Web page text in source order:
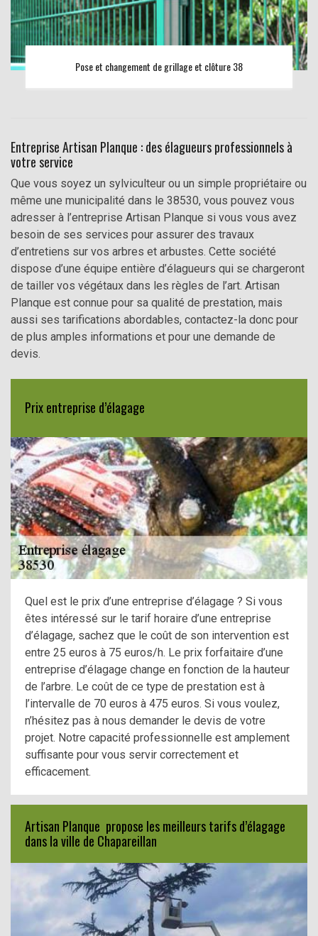
Pose et changement de grillage et clôture 38
Entreprise Artisan Planque : des élagueurs professionnels à
votre service
Que vous soyez un sylviculteur ou un simple propriétaire ou
même une municipalité dans le 38530, vous pouvez vous
adresser à l’entreprise Artisan Planque si vous vous avez
besoin de ses services pour assurer des travaux
d’entretiens sur vos arbres et arbustes. Cette société
dispose d’une équipe entière d’élagueurs qui se chargeront
de tailler vos végétaux dans les règles de l’art. Artisan
Planque est connue pour sa qualité de prestation, mais
aussi ses tarifications abordables, contactez-la donc pour
de plus amples informations et pour une demande de
devis.
Prix entreprise d’élagage
Quel est le prix d’une entreprise d’élagage ? Si vous
êtes intéressé sur le tarif horaire d’une entreprise
d’élagage, sachez que le coût de son intervention est
entre 25 euros à 75 euros/h. Le prix forfaitaire d’une
entreprise d’élagage change en fonction de la hauteur
de l’arbre. Le coût de ce type de prestation est à
l’intervalle de 70 euros à 475 euros. Si vous voulez,
n’hésitez pas à nous demander le devis de votre
projet. Notre capacité professionnelle est amplement
suffisante pour vous servir correctement et
efficacement.
Artisan Planque propose les meilleurs tarifs d’élagage
dans la ville de Chapareillan